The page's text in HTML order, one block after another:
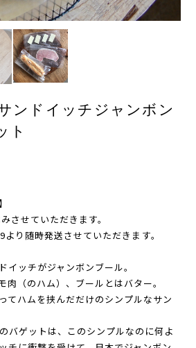
ンドイッチジャンボン
ト
させていただきます。
り随時発送させていただきます。
イッチがジャンボンブール。
肉（のハム）、ブールとはバター。
てハムを挟んだだけのシンプルなサン
バゲットは、このシンプルなのに何よ